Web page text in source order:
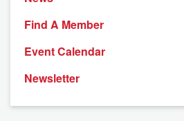
Find A Member
Event Calendar
Newsletter